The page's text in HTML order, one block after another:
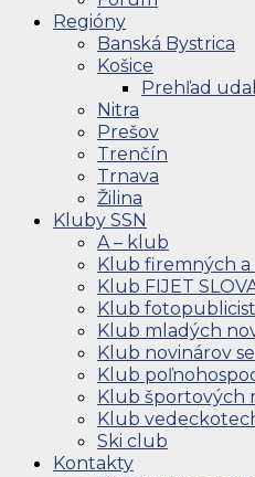
Regióny
Banská Bystrica
Košice
Prehľad
Nitra
Prešov
Trenčín
Trnava
Žilina
Kluby SSN
A – klub
Klub firemných
Klub FIJET
Klub
Klub mladých
Klub novinárov
Klub
Klub športových
Klub
Ski club
Kontakty